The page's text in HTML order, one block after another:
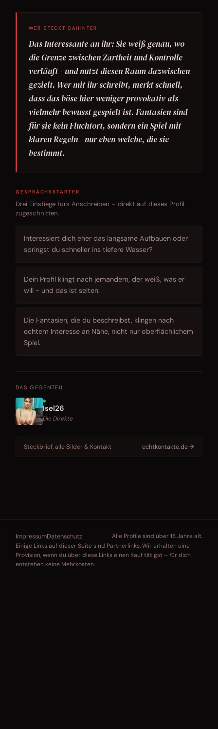
WER STECKT DAHINTER
Das Interessante an ihr: Sie weiß genau, wo
die Grenze zwischen Zartheit und Kontrolle
verläuft - und nutzt diesen Raum dazwischen
gezielt. Wer mit ihr schreibt, merkt schnell,
dass das böse hier weniger provokativ als
vielmehr bewusst gespielt ist. Fantasien sind
für sie kein Fluchtort, sondern ein Spiel mit
klaren Regeln - nur eben welche, die sie
bestimmt.
GESPRÄCHSSTARTER
Drei Einstiege fürs Anschreiben – direkt auf dieses Profil
zugeschnitten.
Interessiert dich eher das langsame Aufbauen oder
springst du schneller ins tiefere Wasser?
Dein Profil klingt nach jemandem, der weiß, was er
will - und das ist selten.
Die Fantasien, die du beschreibst, klingen nach
echtem Interesse an Nähe, nicht nur oberflächlichem
Spiel.
DAS GEGENTEIL
Isel26
Die Direkte
Steckbrief, alle Bilder & Kontakt echtkontakte.de →
ImpressumDatenschutz
Alle Profile sind über 18 Jahre alt.
Einige Links auf dieser Seite sind Partnerlinks. Wir erhalten eine
Provision, wenn du über diese Links einen Kauf tätigst – für dich
entstehen keine Mehrkosten.